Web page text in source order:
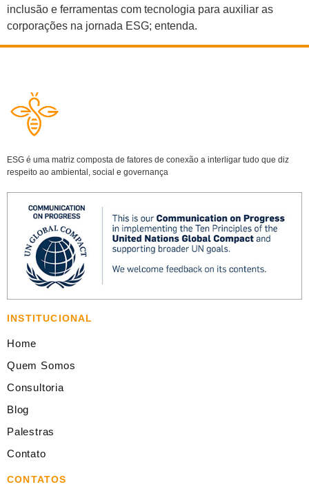
inclusão e ferramentas com tecnologia para auxiliar as
corporações na jornada ESG; entenda.
ESG é uma matriz composta de fatores de conexão a interligar tudo que diz
respeito ao ambiental, social e governança
INSTITUCIONAL
Home
Quem Somos
Consultoria
Blog
Palestras
Contato
CONTATOS